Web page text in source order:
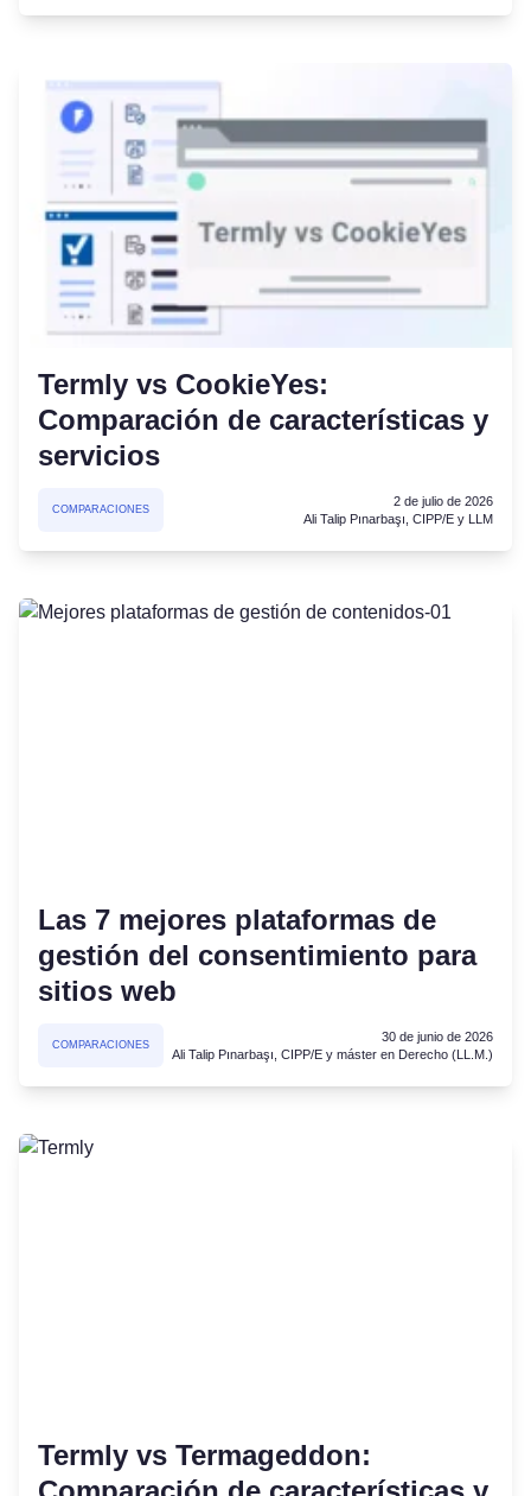
Termly vs CookieYes:
Comparación de características y
servicios
COMPARACIONES
2 de julio de 2026
Ali Talip Pınarbaşı, CIPP/E y LLM
Las 7 mejores plataformas de
gestión del consentimiento para
sitios web
COMPARACIONES
30 de junio de 2026
Ali Talip Pınarbaşı, CIPP/E y máster en Derecho (LL.M.)
Termly vs Termageddon: